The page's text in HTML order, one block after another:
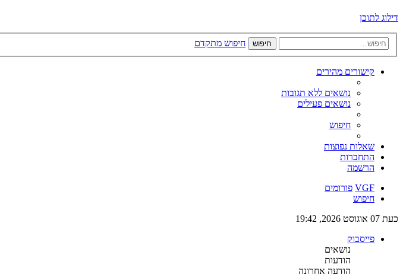
דילוג לתוכן
חיפוש חיפוש מתקדם
קישורים מהירים
נושאים ללא תגובות
נושאים פעילים
חיפוש
שאלות נפוצות
התחברות
הרשמה
VGF פורומים
חיפוש
כעת 07 אוגוסט 2026, 19:42
פייסבוק
נושאים
הודעות
הודעה אחרונה